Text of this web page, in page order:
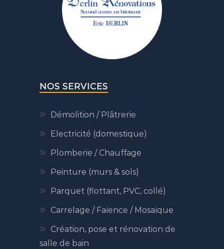
NOS SERVICES
Démolition / Plâtrerie
Electricité (domestique)
Plomberie / Chauffage
Peinture (murs & sols)
Parquet (flottant, PVC, collé)
Carrelage / Faïence / Mosaïque
Création, pose et rénovation de
salle de bain